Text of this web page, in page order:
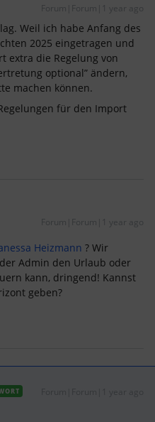
Forum|Forum|1 year ago
Weil ich habe Anfang des
2025 eingetragen und
extra die Regelung von
optional” ändern,
machen können.
für den Import
Forum|Forum|1 year ago
Heizmann ? Wir
Admin den Urlaub oder
kann, dringend! Kannst
geben?